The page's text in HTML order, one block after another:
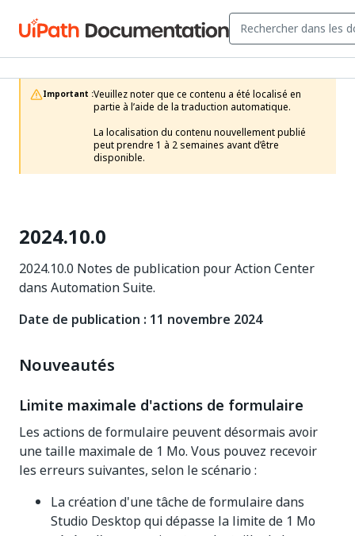
Important :Veuillez noter que ce contenu a été localisé en
partie à l’aide de la traduction automatique.
La localisation du contenu nouvellement publié
peut prendre 1 à 2 semaines avant d’être
disponible.
2024.10.0
2024.10.0 Notes de publication pour Action Center
dans Automation Suite.
Date de publication : 11 novembre 2024
Nouveautés
Limite maximale d'actions de formulaire
Les actions de formulaire peuvent désormais avoir
une taille maximale de 1 Mo. Vous pouvez recevoir
les erreurs suivantes, selon le scénario :
La création d'une tâche de formulaire dans
Studio Desktop qui dépasse la limite de 1 Mo